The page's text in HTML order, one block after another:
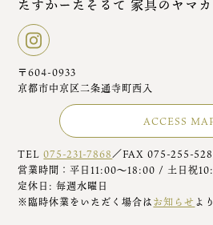
たすかーたそるて 家具のヤマカ
〒604-0933
京都市中京区二条通寺町西入
ACCESS
TEL075-231-7868／FAX 075-255-
営業時間：平日11:00～18:00 / 土日祝
定休日: 毎週水曜日
※臨時休業をいただく場合はお知らせ よ